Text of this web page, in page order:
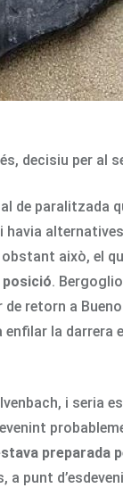
decisiu per al
de paralitzada
havia
això, el
posició.
retorn a
la darrera
i seria
punt